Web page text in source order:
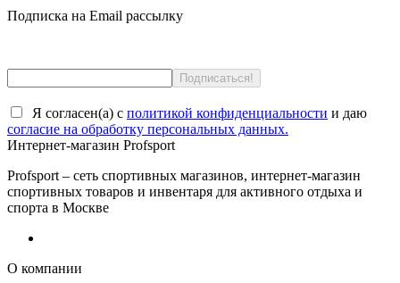
Подписка на Email рассылку
Я согласен(a) с политикой конфиденциальности и даю
согласие на обработку персональных данных.
Интернет-магазин Profsport
Profsport – сеть спортивных магазинов, интернет-магазин
спортивных товаров и инвентаря для активного отдыха и
спорта в Москве
О компании